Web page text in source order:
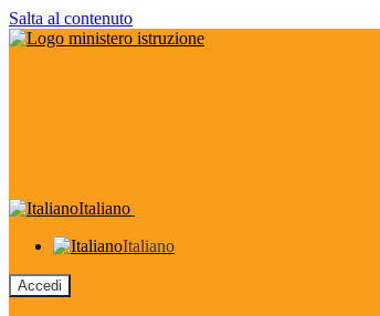
Salta al contenuto
Italiano
Italiano
Accedi